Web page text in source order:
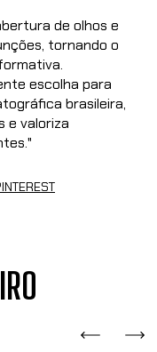
de olhos e
tornando o
escolha para
brasileira,
e valoriza